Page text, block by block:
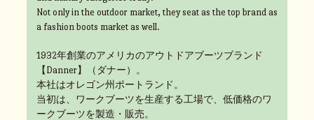
Not only in the outdoor market, they seat as the top brand as
a fashion boots market as well.
1932年創業のアメリカのアウトドアブーツブランド
【Danner】（ダナー）。
本社はオレゴン州ポートランド。
当初は、ワークブーツを生産する工場で、低価格のワ
ークブーツを製造・販売。